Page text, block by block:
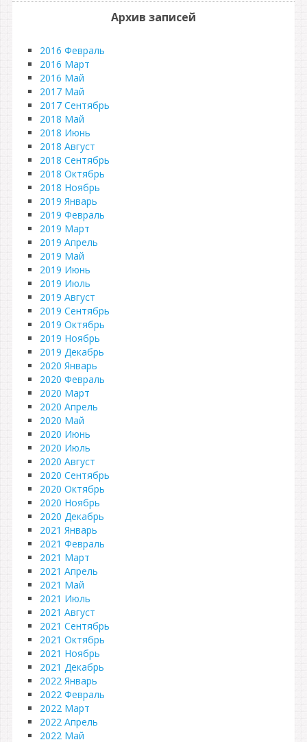
Архив записей
2016 Февраль
2016 Март
2016 Май
2017 Май
2017 Сентябрь
2018 Май
2018 Июнь
2018 Август
2018 Сентябрь
2018 Октябрь
2018 Ноябрь
2019 Январь
2019 Февраль
2019 Март
2019 Апрель
2019 Май
2019 Июнь
2019 Июль
2019 Август
2019 Сентябрь
2019 Октябрь
2019 Ноябрь
2019 Декабрь
2020 Январь
2020 Февраль
2020 Март
2020 Апрель
2020 Май
2020 Июнь
2020 Июль
2020 Август
2020 Сентябрь
2020 Октябрь
2020 Ноябрь
2020 Декабрь
2021 Январь
2021 Февраль
2021 Март
2021 Апрель
2021 Май
2021 Июль
2021 Август
2021 Сентябрь
2021 Октябрь
2021 Ноябрь
2021 Декабрь
2022 Январь
2022 Февраль
2022 Март
2022 Апрель
2022 Май